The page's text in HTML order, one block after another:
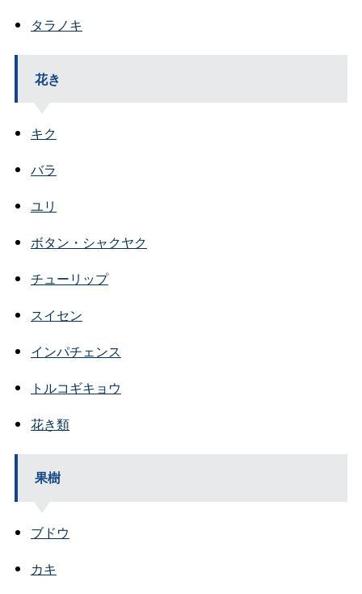
タラノキ
花き
キク
バラ
ユリ
ボタン・シャクヤク
チューリップ
スイセン
インパチェンス
トルコギキョウ
花き類
果樹
ブドウ
カキ